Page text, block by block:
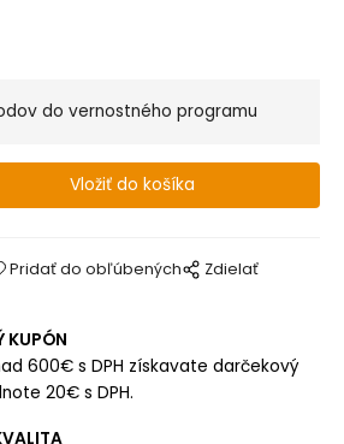
do vernostného programu
Pridať do obľúbených Zdielať
KUPÓN
600€ s DPH získavate darčekový
20€ s DPH.